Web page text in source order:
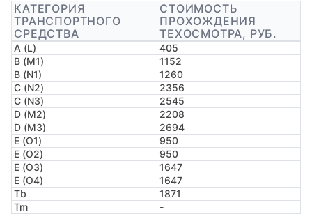
КАТЕГОРИЯ
ТРАНСПОРТНОГО
СРЕДСТВА
СТОИМОСТЬ
ПРОХОЖДЕНИЯ
ТЕХОСМОТРА, РУБ.
A (L)
405
B (M1)
1152
B (N1)
1260
C (N2)
2356
C (N3)
2545
D (M2)
2208
D (M3)
2694
E (O1)
950
E (O2)
950
E (O3)
1647
E (O4)
1647
Tb
1871
Tm
-